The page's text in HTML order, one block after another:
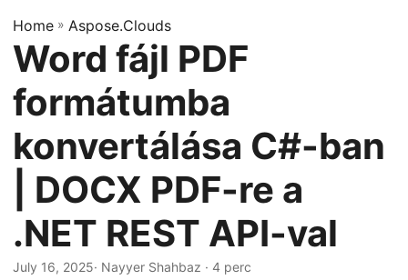
a
v
i
g
t
Home » Aspose.Clouds
Word fájl PDF
formátumba
konvertálása C#-ban
| DOCX PDF-re a
.NET REST API-val
July 16, 2025· Nayyer Shahbaz · 4 perc